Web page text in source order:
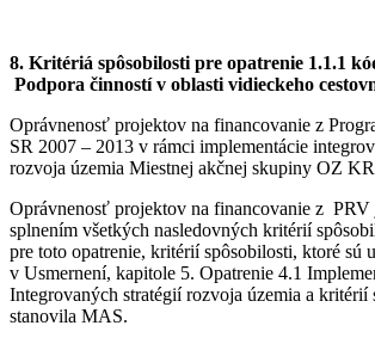
8. Kritériá spôsobilosti pre opatrenie 1.1.1
Podpora činností v oblasti vidieckeho
Oprávnenosť projektov na financovanie z
SR 2007 – 2013 v rámci implementácie
rozvoja územia Miestnej akčnej skupiny OZ
Oprávnenosť projektov na financovanie z PRV
splnením všetkých nasledovných kritérií
pre toto opatrenie, kritérií spôsobilosti, ktoré sú
v Usmernení, kapitole 5. Opatrenie 4.1
Integrovaných stratégií rozvoja územia a kritérií
stanovila MAS.